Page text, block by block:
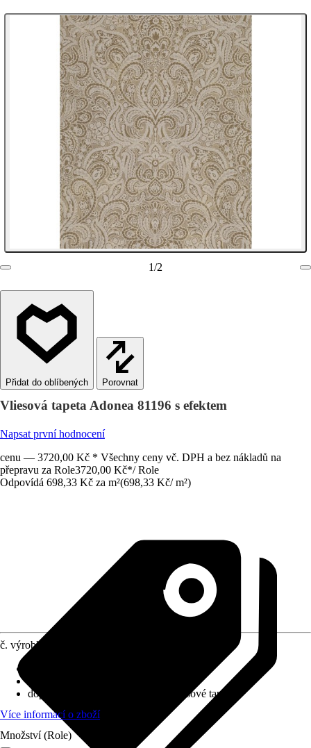
1/2
Porovnat
Vliesová tapeta Adonea 81196 s efektem
Napsat první hodnocení
cenu — 3720,00 Kč * Všechny ceny vč. DPH a bez nákladů na
přepravu za Role3720,00 Kč*/ Role
Odpovídá 698,33 Kč za m²(698,33 Kč/ m²)
č. výrobku
doporučení k lepení
Lepidlo na vliesové tapety
Více informací o zboží
Množství (Role)